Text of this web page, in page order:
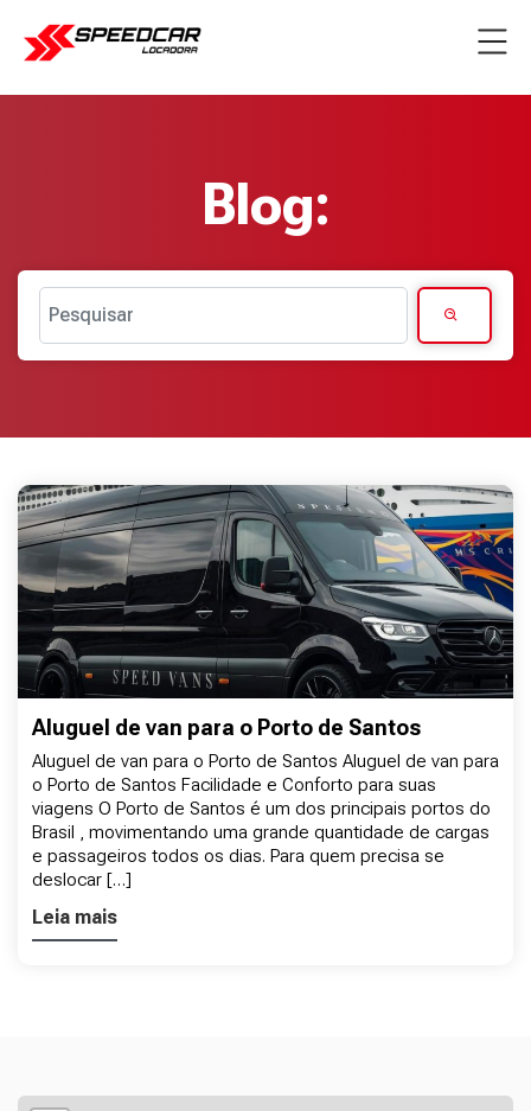
Blog:
Pesquisar
Aluguel de van para o Porto de Santos
Aluguel de van para o Porto de Santos Aluguel de van para
o Porto de Santos Facilidade e Conforto para suas
viagens O Porto de Santos é um dos principais portos do
Brasil , movimentando uma grande quantidade de cargas
e passageiros todos os dias. Para quem precisa se
deslocar […]
Leia mais